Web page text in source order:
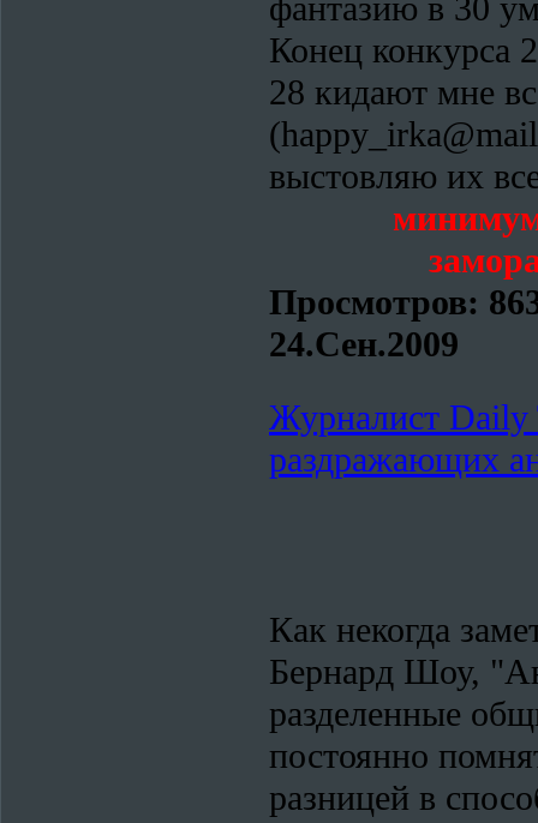
фантазию в 30
Конец конкурса
28 кидают мне
выстовляю их
минимум
Просмотров:
24.Сен.2009
Журналист Daily
раздражающих
Как некогда
Бернард Шоу,
разделенные
постоянно
разницей в